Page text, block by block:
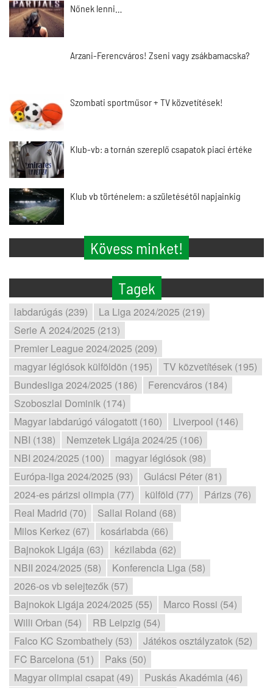
Nőnek lenni…
Arzani-Ferencváros! Zseni vagy zsákbamacska?
Szombati sportműsor + TV közvetítések!
Klub-vb: a tornán szereplő csapatok piaci értéke
Klub vb történelem: a születésétől napjainkig
Kövess minket!
Tagek
labdarúgás (239)
La Liga 2024/2025 (219)
Serie A 2024/2025 (213)
Premier League 2024/2025 (209)
magyar légiósok külföldön (195)
TV közvetítések (195)
Bundesliga 2024/2025 (186)
Ferencváros (184)
Szoboszlai Dominik (174)
Magyar labdarúgó válogatott (160)
Liverpool (146)
NBI (138)
Nemzetek Ligája 2024/25 (106)
NBI 2024/2025 (100)
magyar légiósok (98)
Európa-liga 2024/2025 (93)
Gulácsi Péter (81)
2024-es párizsi olimpia (77)
külföld (77)
Párizs (76)
Real Madrid (70)
Sallai Roland (68)
Milos Kerkez (67)
kosárlabda (66)
Bajnokok Ligája (63)
kézilabda (62)
NBII 2024/2025 (58)
Konferencia Liga (58)
2026-os vb selejtezők (57)
Bajnokok Ligája 2024/2025 (55)
Marco Rossi (54)
Willi Orban (54)
RB Leipzig (54)
Falco KC Szombathely (53)
Játékos osztályzatok (52)
FC Barcelona (51)
Paks (50)
Magyar olimpiai csapat (49)
Puskás Akadémia (46)